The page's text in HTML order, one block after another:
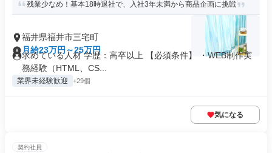
残業少なめ！基本18時退社で、入社3年未満から商品企画に挑戦
福井県福井市三宅町
月給23万円～25万円
求めている人材 学歴：高卒以上 【必須条件】 ・WEB制作実
務経験（HTML、CS...
業界未経験歓迎 +29個
気になる
契約社員